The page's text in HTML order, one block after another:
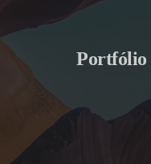
Portfólio